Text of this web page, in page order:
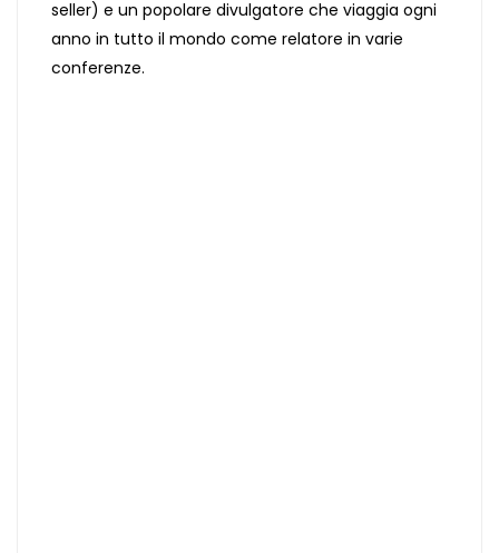
seller) e un popolare divulgatore che viaggia ogni
anno in tutto il mondo come relatore in varie
conferenze.